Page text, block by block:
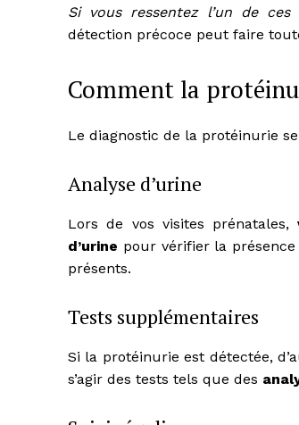
Si vous ressentez l’un de
détection précoce peut faire
Comment la
Le diagnostic de la protéinurie
Analyse d’urine
Lors de vos visites prénatales,
d’urine pour vérifier la
présents.
Tests supplémentaires
Si la protéinurie est détectée,
s’agir des tests tels que des